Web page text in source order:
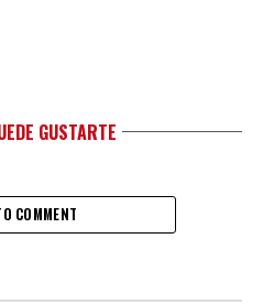
GUSTARTE
COMMENT